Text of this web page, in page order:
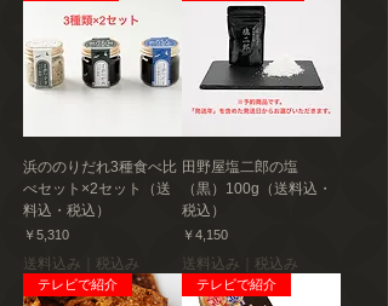
浜ののりだれ3種食べ比
べセット×2セット（送
料込・税込）
価格
￥5,310
送料込み｜税込み
田野屋塩二郎の塩
（黒）100g（送料込・
税込）
価格
￥4,150
送料込み｜税込み
テレビで紹介 テレビで紹介